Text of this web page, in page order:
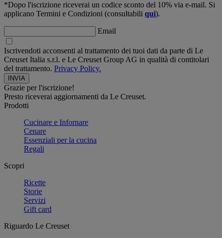
*Dopo l'iscrizione riceverai un codice sconto del 10% via e-mail. Si
applicano Termini e Condizioni (consultabili qui).
Email
Iscrivendoti acconsenti al trattamento dei tuoi dati da parte di Le
Creuset Italia s.r.l. e Le Creuset Group AG in qualità di contitolari
del trattamento. Privacy Policy.
Grazie per l'iscrizione!
Presto riceverai aggiornamenti da Le Creuset.
Prodotti
Cucinare e Infornare
Cenare
Essenziali per la cucina
Regali
Scopri
Ricette
Storie
Servizi
Gift card
Riguardo Le Creuset